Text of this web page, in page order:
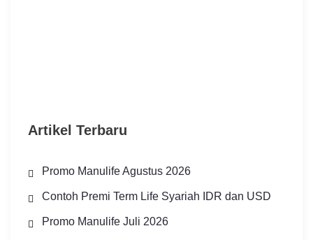
Artikel Terbaru
Promo Manulife Agustus 2026
Contoh Premi Term Life Syariah IDR dan USD
Promo Manulife Juli 2026